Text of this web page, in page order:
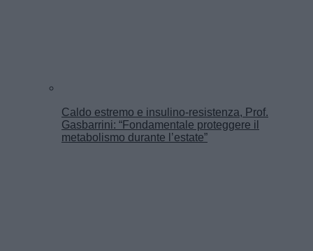
Caldo estremo e insulino-resistenza, Prof.
Gasbarrini: “Fondamentale proteggere il
metabolismo durante l’estate”